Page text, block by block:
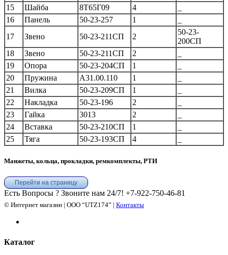
15
Шайба 8Т65Г09 4
16
Панель 50-23-257 1
17
Звено 50-23-211СП 2
50-23-
200СП
18
Звено 50-23-211СП 2
19
Опора 50-23-204СП 1
20
Пружина А31.00.110 1
21
Вилка 50-23-209СП 1
22
Накладка 50-23-196 2
23
Гайка 3013 2
24
Вставка 50-23-210СП 1
25
Тяга 50-23-193СП 4
Манжеты, кольца, прокладки, ремкомплекты, РТИ
Перейти на страницу
Есть Вопросы ? Звоните нам 24/7! +7-922-750-46-81
© Интернет магазин | ООО “UTZ174” | Контакты
Каталог